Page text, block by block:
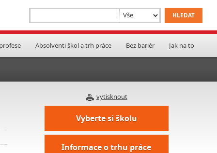
Absolventi škol a trh práce Bez bariér Jak na to
vytisknout
Vyberte si školu
Informace o trhu práce